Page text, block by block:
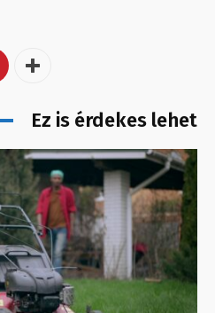
Ez is érdekes lehet